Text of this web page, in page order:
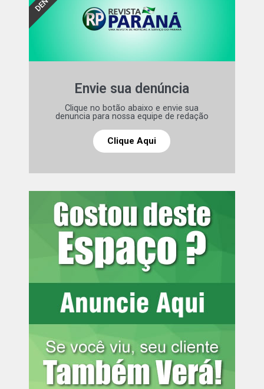
resgate. As autoridades continuam no local, garantindo a
segurança e orientando o trânsito.
Aberto prazo pra
de CMEIs na Grande Curitiba
Envie sua denúncia
Clique no botão abaixo e envie sua
denuncia para nossa equipe de redação
Clique Aqui